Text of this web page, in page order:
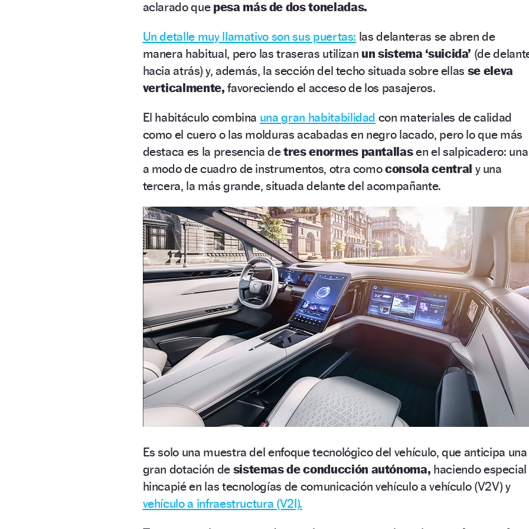
aclarado quepesa más de dos toneladas.
Un detalle muy llamativo son sus puertas: las delanteras se abren de
manera habitual, pero las traseras utilizan un sistema ‘suicida’ (de
hacia atrás) y, además, la sección del techo situada sobre ellas se eleva
verticalmente, favoreciendo el acceso de los pasajeros.
El habitáculo combina una gran habitabilidad con materiales de calidad
como el cuero o las molduras acabadas en negro lacado, pero lo que más
destaca es la presencia detres enormes pantallasen el salpicadero: una
a modo de cuadro de instrumentos, otra comoconsola central y una
tercera, la más grande, situada delante del acompañante.
Es solo una muestra del enfoque tecnológico del vehículo, que anticipa una
gran dotación de sistemas de conducción autónoma, haciendo especial
hincapié en las tecnologías de comunicación vehículo a vehículo (V2V) y
vehículo a infraestructura (V2I).